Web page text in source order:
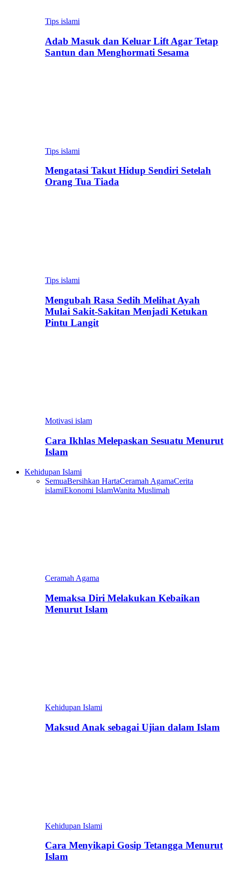
Tips islami
Adab Masuk dan Keluar Lift Agar Tetap
Santun dan Menghormati Sesama
Tips islami
Mengatasi Takut Hidup Sendiri Setelah
Orang Tua Tiada
Tips islami
Mengubah Rasa Sedih Melihat Ayah
Mulai Sakit-Sakitan Menjadi Ketukan
Pintu Langit
Motivasi islam
Cara Ikhlas Melepaskan Sesuatu Menurut
Islam
Kehidupan Islami
SemuaBersihkan HartaCeramah AgamaCerita
islamiEkonomi IslamWanita Muslimah
Ceramah Agama
Memaksa Diri Melakukan Kebaikan
Menurut Islam
Kehidupan Islami
Maksud Anak sebagai Ujian dalam Islam
Kehidupan Islami
Cara Menyikapi Gosip Tetangga Menurut
Islam